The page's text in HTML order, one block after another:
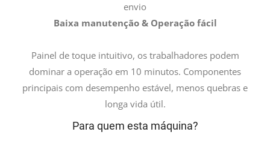
envio
Baixa manutenção & Operação fácil
Painel de toque intuitivo, os trabalhadores podem
dominar a operação em 10 minutos. Componentes
principais com desempenho estável, menos quebras e
longa vida útil.
Para quem esta máquina?